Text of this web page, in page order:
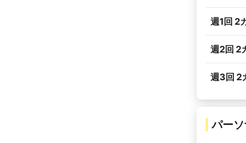
週1回 2
週2回 2
週3回 2
パー